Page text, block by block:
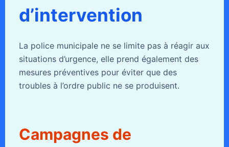
d’intervention
La police municipale ne se limite pas à réagir aux
situations d’urgence, elle prend également des
mesures préventives pour éviter que des
troubles à l’ordre public ne se produisent.
Campagnes de